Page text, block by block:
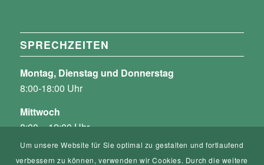
SPRECHZEITEN
Montag, Dienstag und Donnerstag
8:00-18:00 Uhr
Mittwoch
8:00 – 12:00 Uhr
und nach Vereinbarung
Um unsere Website für Sie optimal zu gestalten und fortlaufend
verbessern zu können, verwenden wir Cookies. Durch die weitere